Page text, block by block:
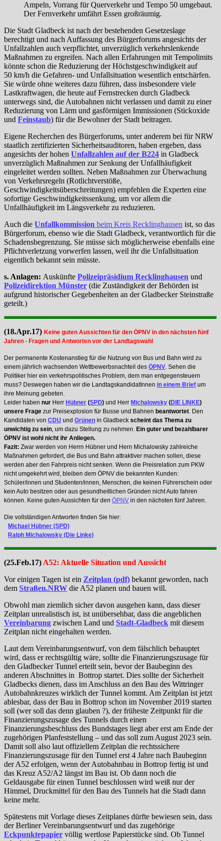
Ampeln, Vorrang für Querverkehr und Tempo 50 umgebaut.
Der Fernverkehr umfährt Essen großräumig.
Die Stadt Gladbeck ist nach der bestehenden Gesetzeslage
berechtigt und nach Auffassung des Bürgerforums angesichts der
Unfallzahlen auch verpflichtet, unverzüglich verkehrslenkende
Maßnahmen zu ergreifen. Nach allen Erfahrungen mit Tempolimits
könnte schon die Reduzierung der Höchstgeschwindigkeit auf
50 km/h die Gefahren- und Unfallsituation wesentlich entschärfen.
Sie würde ohne weiteres dazu führen, dass insbesondere viele
Lastkraftwagen, die heute auf Fernstrecken durch Gladbeck
unterwegs sind, die Autobahnen nicht verlassen und damit zu einer
Reduzierung von Lärm und gasförmigen Immissionen (Stickoxide
und Feinstaub) für die Bewohner der Stadt beitragen.
Eigene Recherchen des Bürgerforums, unter anderem bei für NRW
staatlich zertifizierten Sicherheitsauditoren, haben ergeben, dass
angesichts der hohen Unfallzahlen auf der B224 in Gladbeck
unverzüglich Maßnahmen zur Senkung der Unfallhäufigkeit
eingeleitet werden sollten. Neben Maßnahmen zur Überwachung
von Verkehrsregeln (Rotlichtverstöße,
Geschwindigkeitsüberschreitungen) empfehlen die Experten eine
sofortige Geschwindigkeitssenkung, um vor allem die
Unfallhäufigkeit im Längsverkehr zu reduzieren.
Auch die Unfallkommission beim Kreis Recklinghausen ist, so das
Bürgerforum, ebenso wie die Stadt Gladbeck, verantwortlich für die
Schadensbegrenzung. Sie müsse sich möglicherweise ebenfalls eine
Pflichtverletzung vorwerfen lassen, weil ihr die Unfallsituation
eigentlich bekannt sein müsste.
s. Anlagen: Auskünfte Polizeipräsidium Recklinghausen und
Polizeidirektion Münster (die Zuständigkeit der Behörden ist
aufgrund historischer Gegebenheiten an der Gladbecker Steinstraße
geteilt.)
(18.Apr.17) Keine guten Aussichten für den ÖPNV in den nächsten fünf
Jahren - Fragen und Antworten vor der Landtagswahl
Der permanente Kostenanstieg für die Nutzung von Bus und Bahn wird zu
einem jährlich wachsenden Wettbewerbsnachteil des ÖPNV. Sehen die
Politiker hier ein verkehrspolitisches Problem, dem man entgegensteuern
muss? Deswegen haben wir die LandtagskandidatInnen in einem Brief um
ihre Meinung gebeten.
Leider haben nur Herr Hübner (SPD) und Herr Michalowsky (DIE LINKE)
unsere Frage zur Preisexplosion für Busse und Bahnen beantwortet. Den
Kandidaten von CDU und Grünen in Gladbeck scheint das Thema zu
unwichtig zu sein, um dazu Stellung zu nehmen. Ein guter und bezahlbarer
ÖPNV ist wohl nicht ihr Anliegen.
Fazit: Zwar werden von Herrn Hübner und Hern Michalowsky zahlreiche
Maßnahmen gefordert, die Bus und Bahn attraktiver machen sollen, diese
werden aber den Fahrpreis nicht senken. Wenn die Preisrelation zum PKW
nicht umgekehrt wird, bleiben dem ÖPNV die bekannten Kunden:
Schüler/innen und Studenten/innen, Menschen, die keinen Führerschein oder
kein Auto besitzen oder aus gesundheitlichen Gründen nicht Auto fahren
können. Keine guten Aussichten für den ÖPNV in den nächsten fünf Jahren.
Die vollständigen Antworten finden Sie hier:
Michael Hübner (SPD)
Ralph Michalowsky (Die Linke)
(25.Feb.17) A52: Aktuelle Situation und Aussicht
Vor einigen Tagen ist ein Zeitplan (pdf) bekannt geworden, nach
dem Straßen.NRW die A52 planen und bauen will.
Obwohl man ziemlich sicher davon ausgehen kann, dass dieser
Zeitplan unrealistisch ist, ist unübersehbar, dass die angeblichen
Vereinbarung zwischen Land und Stadt-Gladbeck mit diesem
Zeitplan nicht eingehalten werden.
Laut dem Vereinbarungsentwurf, von dem fälschlich behauptet
wird, dass er rechtsgültig wäre, sollte die Finanzierungszusage für
den Gladbecker Tunnel erteilt sein, bevor der Baubeginn des
anderen Abschnittes in Bottrop startet. Dies sollte der Sicherheit
Gladbecks dienen, dass im Anschluss an den Bau des Wittringer
Autobahnkreuzes wirklich der Tunnel kommt. Am Zeitplan ist jetzt
ablesbar, dass der Bau in Bottrop schon im November 2019 starten
soll (wer soll das denn glauben ?), der früheste Zeitpunkt für die
Finanzierungszusage des Tunnels durch einen
Finanzierungsbeschluss des Bundstages liegt aber erst am Ende der
zugehörigen Planfeststellung – und das soll zum August 2023 sein.
Damit soll also laut offiziellem Zeitplan die rechtssichere
Finanzierungszusage für den Tunnel erst 4 Jahre nach Baubeginn
der A52 erfolgen, wenn der Autobahnbau in Bottrop fertig ist und
das Kreuz A52/A2 längst im Bau ist. Ob dann noch die
Geldausgabe für einen Tunnel beschlossen wird weiß nur der
Himmel, Druckmittel für den Bau des Tunnels hat die Stadt dann
keine mehr.
Spätestens mit Vorlage dieses Zeitplanes dürfte bewiesen sein, dass
der Berliner Vereinbarungsentwurf und das zugehörige
Eckpunktepapier völlig wertlose Papierstücke sind. Ob Tunnel